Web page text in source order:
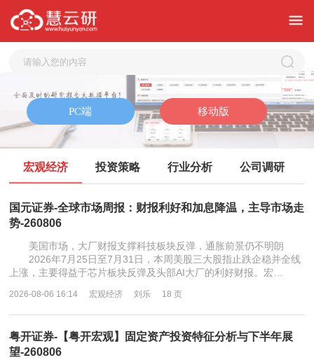
宏观经济 投资策略 行业分析 公司调研
国元证券-全球市场周报：财报利好和加息降温，主导市场走
势-260806
美国市场，大厂财报支撑科技板块反弹，通胀前景仍不明朗
2026年7月25日至7月31日，本周美股三大股指止跌企稳并全线
上涨，主要得益于芯片板块反弹及头部AI大厂的利好财报。宏…
2026-08-06 16:14 宏观经济 刘乐 18 页
粤开证券-【粤开宏观】固定资产投资特征分析与下半年展
望-260806